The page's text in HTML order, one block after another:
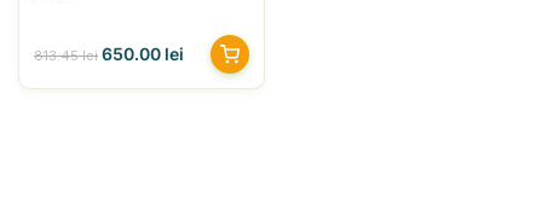
813.45lei 650.00 lei